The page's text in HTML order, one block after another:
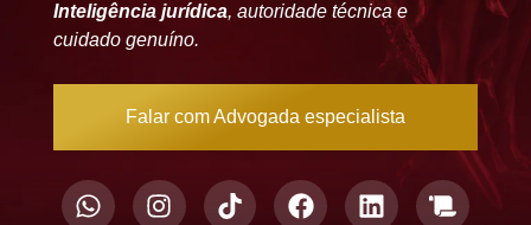
Inteligência jurídica, autoridade técnica e
cuidado genuíno.
Falar com Advogada especialista